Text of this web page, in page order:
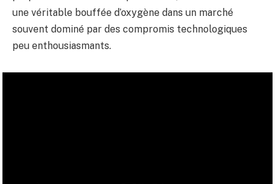
une véritable bouffée d’oxygène dans un marché
souvent dominé par des compromis technologiques
peu enthousiasmants.